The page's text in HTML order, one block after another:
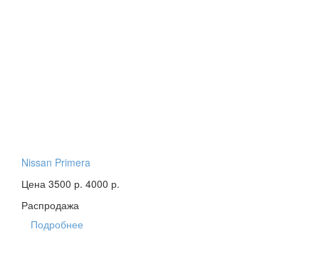
Nissan Primera
Цена 3500 р. 4000 р.
Распродажа
Подробнее